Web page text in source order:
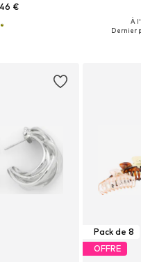
€
À
Dernier
Pack de 8
OFFRE